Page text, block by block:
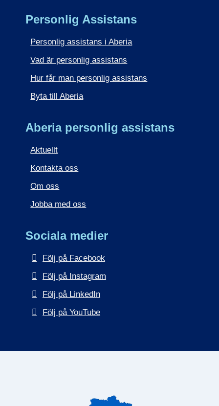
Personlig Assistans
Personlig assistans i Aberia
Vad är personlig assistans
Hur får man personlig assistans
Byta till Aberia
Aberia personlig assistans
Aktuellt
Kontakta oss
Om oss
Jobba med oss
Sociala medier
Följ på Facebook
Följ på Instagram
Följ på LinkedIn
Följ på YouTube